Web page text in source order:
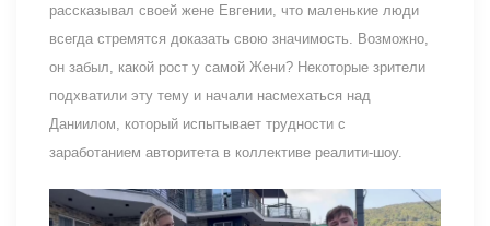
рассказывал своей жене Евгении, что маленькие люди
всегда стремятся доказать свою значимость. Возможно,
он забыл, какой рост у самой Жени? Некоторые зрители
подхватили эту тему и начали насмехаться над
Даниилом, который испытывает трудности с
заработанием авторитета в коллективе реалити-шоу.